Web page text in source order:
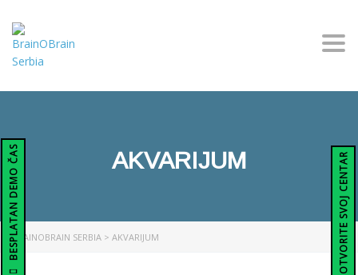
BESPLATAN DEMO ČAS OTVORITE SVOJ CENTAR
AKVARIJUM
BRAINOBRAIN SERBIA > AKVARIJUM